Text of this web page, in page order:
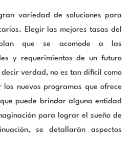
variedad de soluciones para
Elegir las mejores tasas del
que se acomode a las
y requerimientos de un futuro
verdad, no es tan difícil como
nuevos programas que ofrece
puede brindar alguna entidad
para lograr el sueño de
se detallarán aspectos